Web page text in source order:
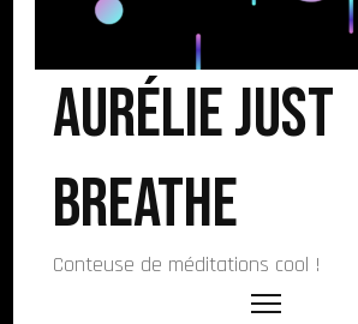
Aurélie Just
Breathe
Conteuse de méditations cool !